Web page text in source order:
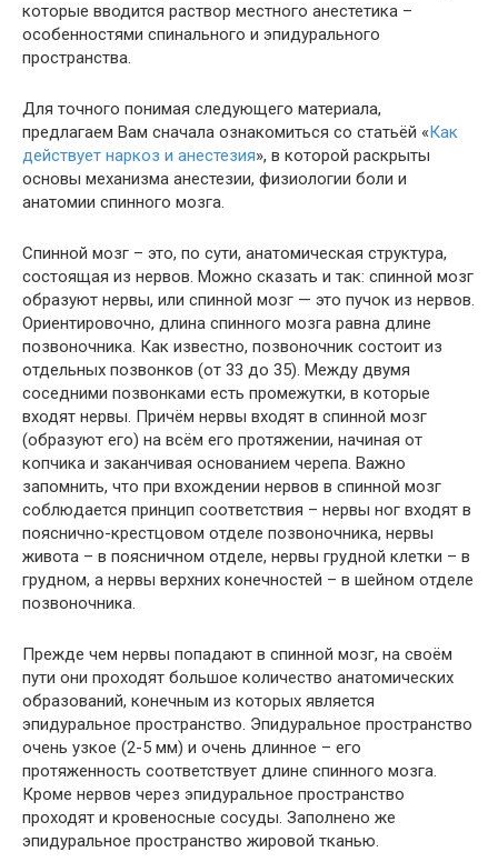
которые вводится раствор местного анестетика –
особенностями спинального и эпидурального
пространства.
Для точного понимая следующего материала,
предлагаем Вам сначала ознакомиться со статьёй «Как
действует наркоз и анестезия», в которой раскрыты
основы механизма анестезии, физиологии боли и
анатомии спинного мозга.
Спинной мозг – это, по сути, анатомическая структура,
состоящая из нервов. Можно сказать и так: спинной мозг
образуют нервы, или спинной мозг — это пучок из нервов.
Ориентировочно, длина спинного мозга равна длине
позвоночника. Как известно, позвоночник состоит из
отдельных позвонков (от 33 до 35). Между двумя
соседними позвонками есть промежутки, в которые
входят нервы. Причём нервы входят в спинной мозг
(образуют его) на всём его протяжении, начиная от
копчика и заканчивая основанием черепа. Важно
запомнить, что при вхождении нервов в спинной мозг
соблюдается принцип соответствия – нервы ног входят в
пояснично-крестцовом отделе позвоночника, нервы
живота – в поясничном отделе, нервы грудной клетки – в
грудном, а нервы верхних конечностей – в шейном отделе
позвоночника.
Прежде чем нервы попадают в спинной мозг, на своём
пути они проходят большое количество анатомических
образований, конечным из которых является
эпидуральное пространство. Эпидуральное пространство
очень узкое (2-5 мм) и очень длинное – его
протяженность соответствует длине спинного мозга.
Кроме нервов через эпидуральное пространство
проходят и кровеносные сосуды. Заполнено же
эпидуральное пространство жировой тканью.